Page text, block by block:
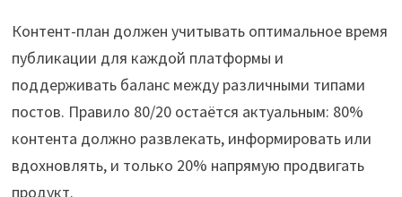
Контент-план должен учитывать оптимальное время
публикации для каждой платформы и
поддерживать баланс между различными типами
постов. Правило 80/20 остаётся актуальным: 80%
контента должно развлекать, информировать или
вдохновлять, и только 20% напрямую продвигать
продукт.